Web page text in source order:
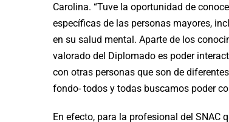
Carolina. “Tuve la oportunidad de
específicas de las personas mayores,
en su salud mental. Aparte de los
valorado del Diplomado es poder
con otras personas que son de
fondo- todos y todas buscamos poder
En efecto, para la profesional del SNAC